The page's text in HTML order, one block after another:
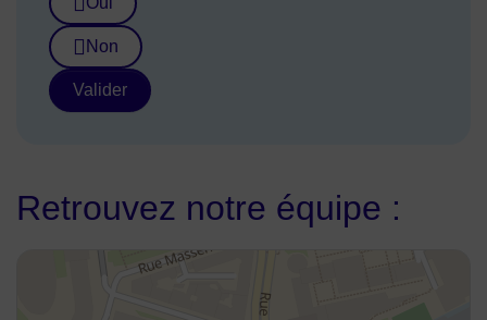
Non
Valider
Retrouvez notre équipe :